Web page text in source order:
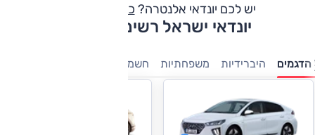
יש לכם יונדאי אלנטרה? כתבו חוות דעת
יונדאי ישראל רשימת דגמים
הדגמים היברידיות משפחתיות חשמלי